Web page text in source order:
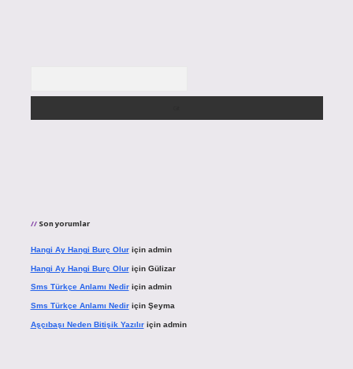
Son yorumlar
Hangi Ay Hangi Burç Oluriçin admin
Hangi Ay Hangi Burç Oluriçin Gülizar
Sms Türkçe Anlamı Nediriçin admin
Sms Türkçe Anlamı Nediriçin Şeyma
Aşçıbaşı Neden Bitişik Yazılıriçin admin